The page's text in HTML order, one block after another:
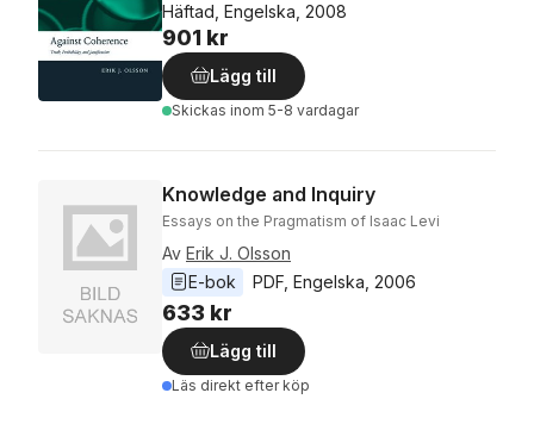
Häftad, Engelska, 2008
901 kr
Lägg till
Skickas inom 5-8 vardagar
Knowledge and Inquiry
Essays on the Pragmatism of Isaac Levi
Av Erik J. Olsson
E-bok
PDF Engelska 2006
633 kr
Lägg till
Läs direkt efter köp